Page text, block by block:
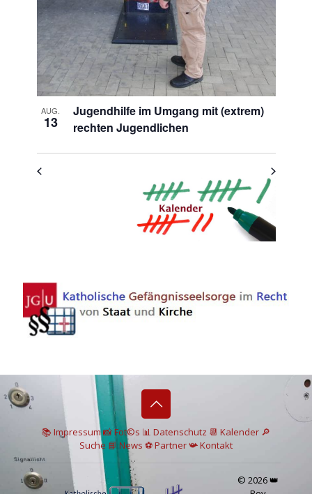
AUG.
13
Jugendhilfe im Umgang mit (extrem)
rechten Jugendlichen
📚 Impressum📸Fot©s 📊 Datenschutz 📆 Kalender 🔎
Suche 📘 News ⚽Partner📯Kontakt
© 2026 👑